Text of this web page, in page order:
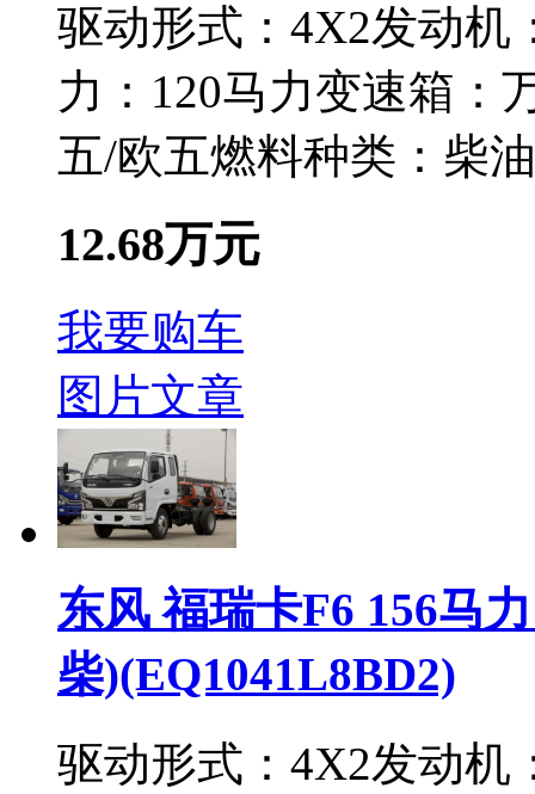
驱动形式： 4X2发动机
力： 120马力变速箱：
五/欧五燃料种类： 柴油
12.68万元
我要购车
图片文章
东风 福瑞卡F6 156马
柴)(EQ1041L8BD2)
驱动形式： 4X2发动机